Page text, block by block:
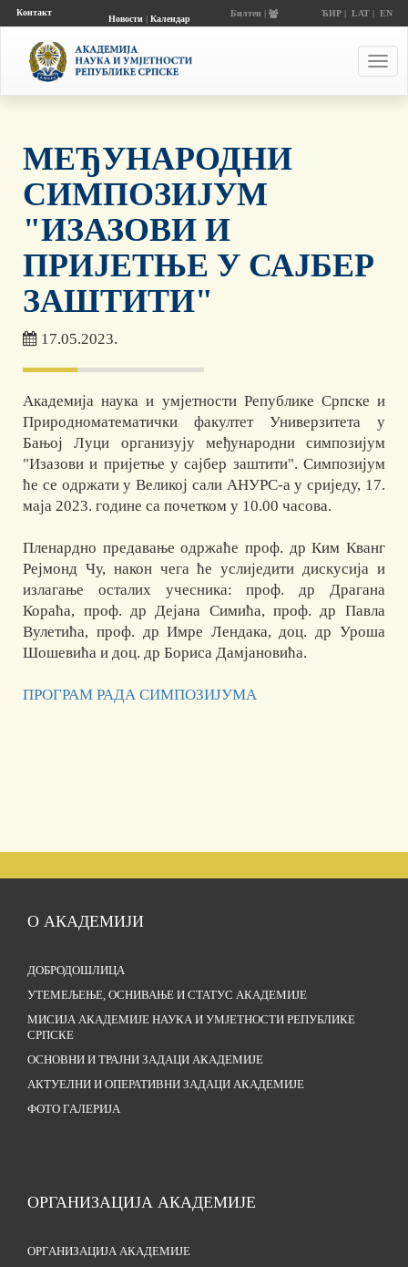
Контакт
Новости| Календар
Билтен | ЋИР| LAT| EN
МЕЂУНАРОДНИ
СИМПОЗИЈУМ
"ИЗАЗОВИ И
ПРИЈЕТЊЕ У САЈБЕР
ЗАШТИТИ"
17.05.2023.
Академија наука и умјетности Републике Српске и
Природноматематички факултет Универзитета у
Бањој Луци организују међународни симпозијум
"Изазови и пријетње у сајбер заштити". Симпозијум
ће се одржати у Великој сали АНУРС-а у сриједу, 17.
маја 2023. године са почетком у 10.00 часова.
Пленардно предавање одржаће проф. др Ким Кванг
Рејмонд Чу, након чега ће услиједити дискусија и
излагање осталих учесника: проф. др Драгана
Кораћа, проф. др Дејана Симића, проф. др Павла
Вулетића, проф. др Имре Лендака, доц. др Уроша
Шошевића и доц. др Бориса Дамјановића.
ПРОГРАМ РАДА СИМПОЗИЈУМА
О АКАДЕМИЈИ
ДОБРОДОШЛИЦА
УТЕМЕЉЕЊЕ, ОСНИВАЊЕ И СТАТУС АКАДЕМИЈЕ
МИСИЈА АКАДЕМИЈЕ НАУКА И УМЈЕТНОСТИ РЕПУБЛИКЕ
СРПСКЕ
ОСНОВНИ И ТРАЈНИ ЗАДАЦИ АКАДЕМИЈЕ
АКТУЕЛНИ И ОПЕРАТИВНИ ЗАДАЦИ АКАДЕМИЈЕ
ФОТО ГАЛЕРИЈА
ОРГАНИЗАЦИЈА АКАДЕМИЈЕ
ОРГАНИЗАЦИЈА АКАДЕМИЈЕ